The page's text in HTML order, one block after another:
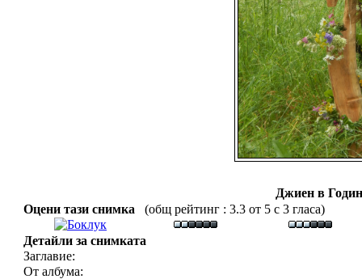
Джиен в
Оцени тази снимка
(общ рейтинг : 3.3 от 5 с 3 гласа)
Детайли за снимката
Заглавие:
От албума: